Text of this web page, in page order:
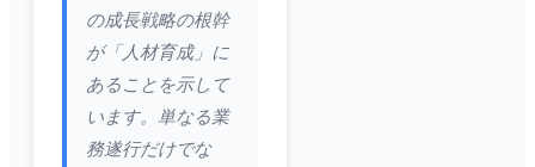
の成長戦略の根幹
が「人材育成」に
あることを示して
います。単なる業
務遂行だけでな